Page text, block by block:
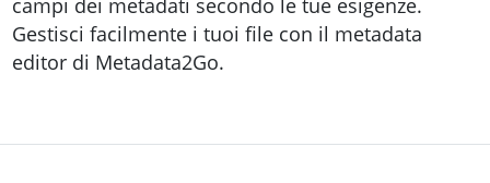
campi dei metadati secondo le tue esigenze.
Gestisci facilmente i tuoi file con il metadata
editor di Metadata2Go.